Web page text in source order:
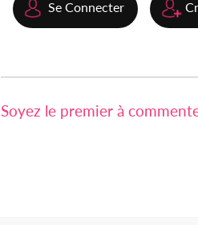
Se Connecter
Soyez le premier à